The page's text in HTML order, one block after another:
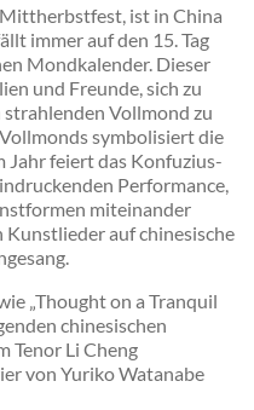
ist in China
immer auf den 15. Tag
Mondkalender. Dieser
und Freunde, sich zu
Vollmond zu
symbolisiert die
Jahr feiert das Konfuzius-
Performance,
miteinander
Kunstlieder auf chinesische
„Thought on a Tranquil
chinesischen
Tenor Li Cheng
von Yuriko Watanabe